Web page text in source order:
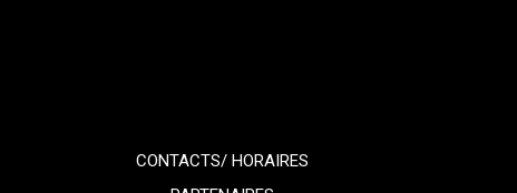
CONTACTS/ HORAIRES